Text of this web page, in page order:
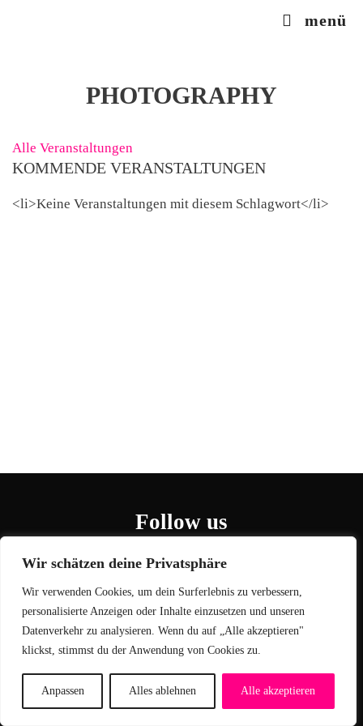
Wir schätzen deine Privatsphäre
Wir verwenden Cookies, um dein Surferlebnis zu verbessern,
personalisierte Anzeigen oder Inhalte einzusetzen und unseren
Datenverkehr zu analysieren. Wenn du auf „Alle akzeptieren"
klickst, stimmst du der Anwendung von Cookies zu.
Anpassen Alles ablehnen Alle akzeptieren
menü
PHOTOGRAPHY
Alle Veranstaltungen
KOMMENDE VERANSTALTUNGEN
<li>Keine Veranstaltungen mit diesem Schlagwort</li>
Follow us
Jobs Cookie Einstellungen Datenschutz Kontakt Impressum